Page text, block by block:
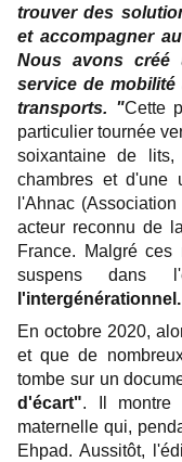
trouver des
et accompagner
Nous avons créé
service de
transports. "Cette
particulier tournée
soixantaine de
chambres et d'une
l'Ahnac
acteur reconnu de
France. Malgré ces
suspens
l'intergénérationnel.
En octobre 2020,
et que de
tombe sur un
d'écart". Il montre
maternelle qui,
Ehpad. Aussitôt,